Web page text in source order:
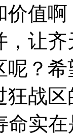
价值
，让
呢？
狂战
实在